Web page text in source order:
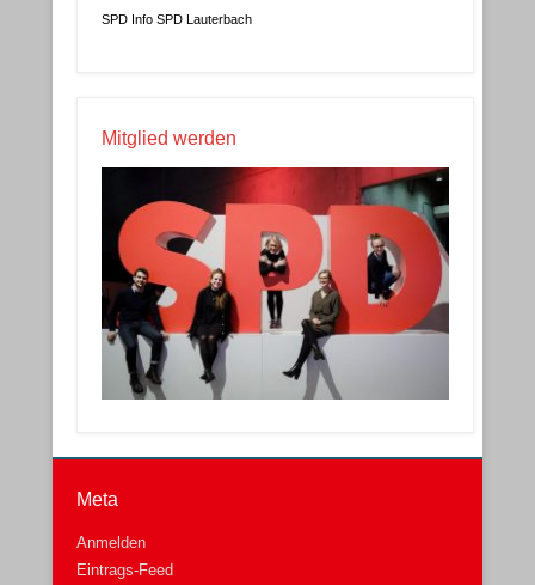
SPD Info SPD Lauterbach
Mitglied werden
Meta
Anmelden
Eintrags-Feed